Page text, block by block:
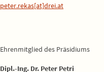
peter.rekas[at]drei.at
Ehrenmitglied des Präsidiums
Dipl.-Ing. Dr. Peter Petri